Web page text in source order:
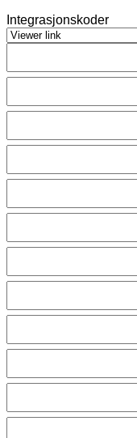
Integrasjonskoder